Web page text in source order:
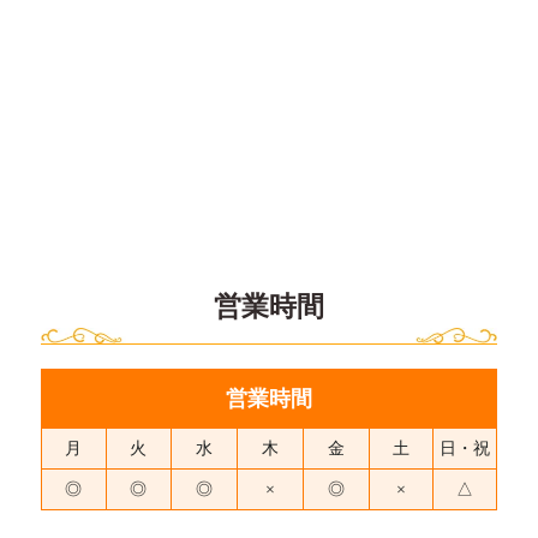
営業時間
営業時間
月 火 水 木 金 土 日・祝
◎ ◎ ◎ × ◎ × △